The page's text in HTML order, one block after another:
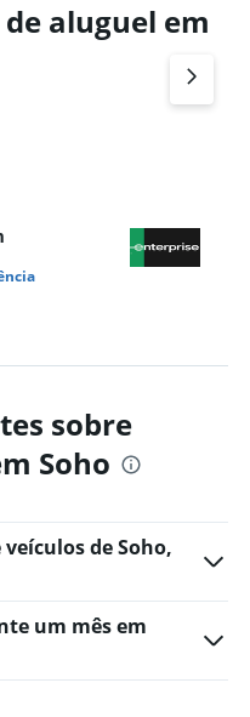
aluguel em
sobre
Soho
de Soho,
um mês em